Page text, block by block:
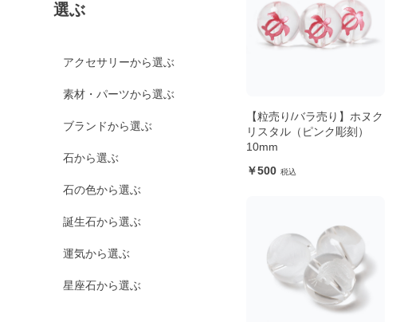
選ぶ
アクセサリーから選ぶ
素材・パーツから選ぶ
ブランドから選ぶ
石から選ぶ
石の色から選ぶ
誕生石から選ぶ
運気から選ぶ
星座石から選ぶ
【粒売り/バラ売り】ホヌク
リスタル（ピンク彫刻）
10mm
500